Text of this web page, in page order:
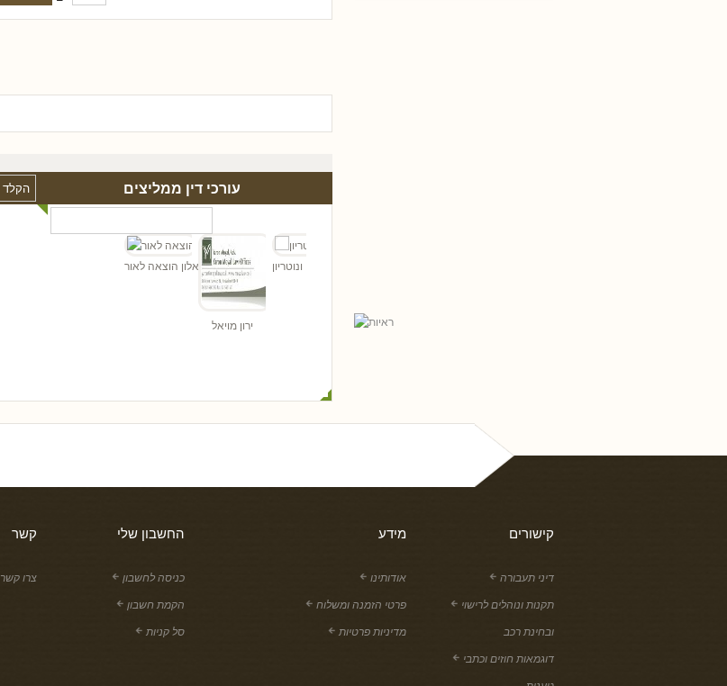
עורכי דין ממליצים
אלון הוצאה לאור
ירון מויאל
שי כהן - עורך דין ונוטריון
קשר
צרו קשר
החשבון שלי
כניסה לחשבון
הקמת חשבון
סל קניות
מידע
אודותינו
פרטי הזמנה ומשלוח
מדיניות פרטיות
קישורים
דיני תעבורה
תקנות ונוהלים לרישוי
ובחינת רכב
דוגמאות חוזים וכתבי